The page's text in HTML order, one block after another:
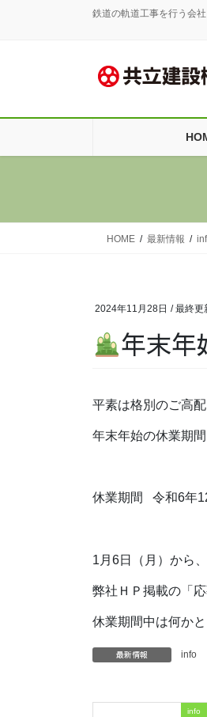
移
ン
移
鉄道の軌道工事を行う会
HOME 最新情報
2024年11月28日 / 最終更
年末年
平素は格別のご高
年末年始の休業期
休業期間 令和6年
1月6日（月）から
弊社ＨＰ掲載の「
休業期間中は何か
最新情報 info
info